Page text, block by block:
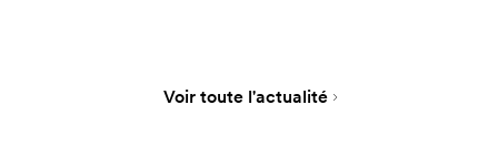
Voir toute l'actualité